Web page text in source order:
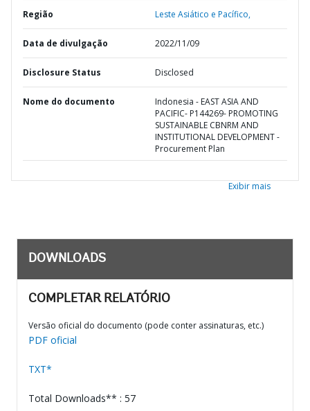
Região Leste Asiático e Pacífico,
Data de divulgação 2022/11/09
Disclosure Status Disclosed
Nome do documento
Indonesia - EAST ASIA AND
PACIFIC- P144269- PROMOTING
SUSTAINABLE CBNRM AND
INSTITUTIONAL DEVELOPMENT -
Procurement Plan
Exibir mais
DOWNLOADS
COMPLETAR RELATÓRIO
Versão oficial do documento (pode conter assinaturas, etc.)
PDF oficial
TXT*
Total Downloads** : 57